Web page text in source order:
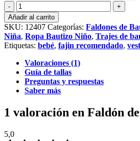
Faldón
de
bautizo
Hanna
cantidad
Añadir al carrito
SKU: 12407 Categorías: Faldones de
Niña, Ropa Bautizo Niño, Trajes de
Etiquetas: bebé, fajin recomendado,
Valoraciones (1)
Guía de tallas
Preguntas y respuestas
Saber más
1 valoración en Faldón
5,0